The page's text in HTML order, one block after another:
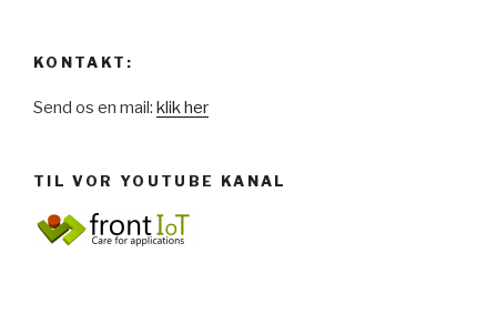
KONTAKT:
Send os en mail: klik her
TIL VOR YOUTUBE KANAL